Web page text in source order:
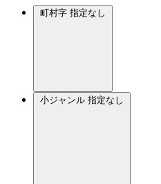
町村字 指定なし
小ジャンル 指定なし